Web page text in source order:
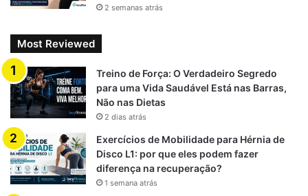
2 semanas atrás
Most Reviewed
Treino de Força: O Verdadeiro Segredo
para uma Vida Saudável Está nas Barras,
Não nas Dietas
2 dias atrás
Exercícios de Mobilidade para Hérnia de
Disco L1: por que eles podem fazer
diferença na recuperação?
1 semana atrás